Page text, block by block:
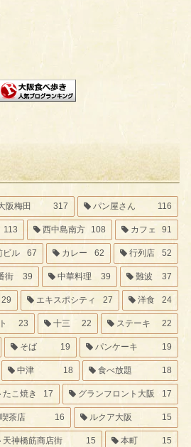
阪梅田 317 パン屋さん 116
113 西中島南方 108 カフェ 91
ビル 67 カレー 62 行列店 52
街 39 中華料理 39 難波 37
29 エキスポシティ 27 洋食 24
23 十三 22 ステーキ 22
そば 19 パンケーキ 19
中津 18 食べ放題 18
たこ焼き 17 グランフロント大阪 17
茶店 16 ルクア大阪 15
天神橋筋商店街 15 本町 15